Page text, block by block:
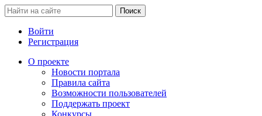
Войти
Регистрация
О проекте
Новости портала
Правила сайта
Возможности пользователей
Поддержать проект
Конкурсы